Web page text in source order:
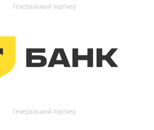
Генеральный партнер
Генеральный партнер